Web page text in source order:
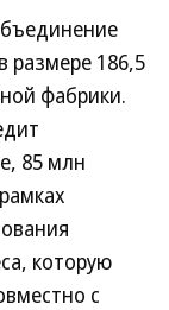
размере 186,5
фабрики.
85 млн
которую
с